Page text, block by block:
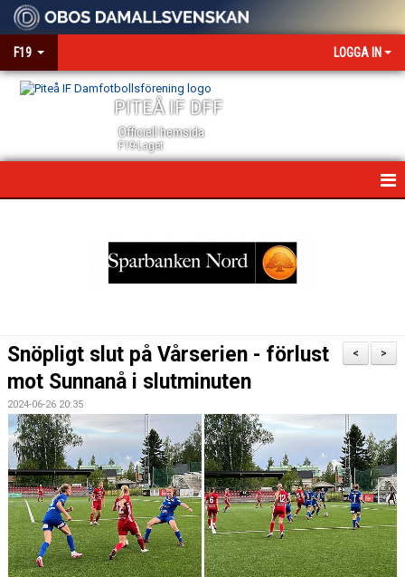
F19 LOGGA IN
PITEÅ IF DFF
Officiell hemsida
F19-Laget
TRUPPEN
DOKUMENT
MATCHER OCH SERIETABELL
>
<
Snöpligt slut på Vårserien - förlust
mot Sunnanå i slutminuten
2024-06-26 20:35